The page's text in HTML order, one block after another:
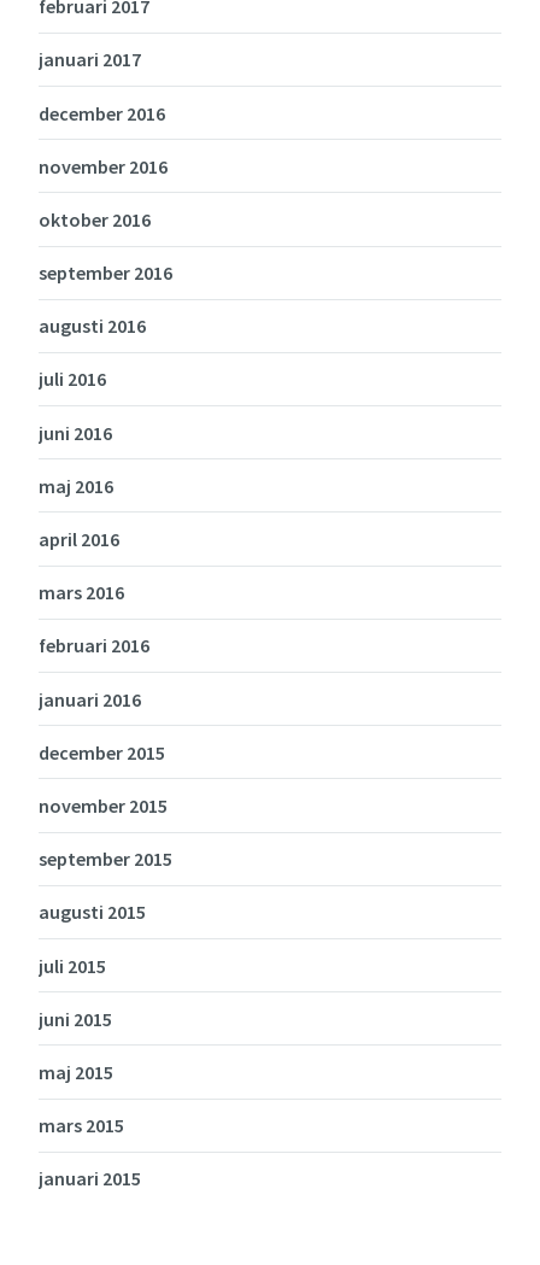
februari 2017
januari 2017
december 2016
november 2016
oktober 2016
september 2016
augusti 2016
juli 2016
juni 2016
maj 2016
april 2016
mars 2016
februari 2016
januari 2016
december 2015
november 2015
september 2015
augusti 2015
juli 2015
juni 2015
maj 2015
mars 2015
januari 2015